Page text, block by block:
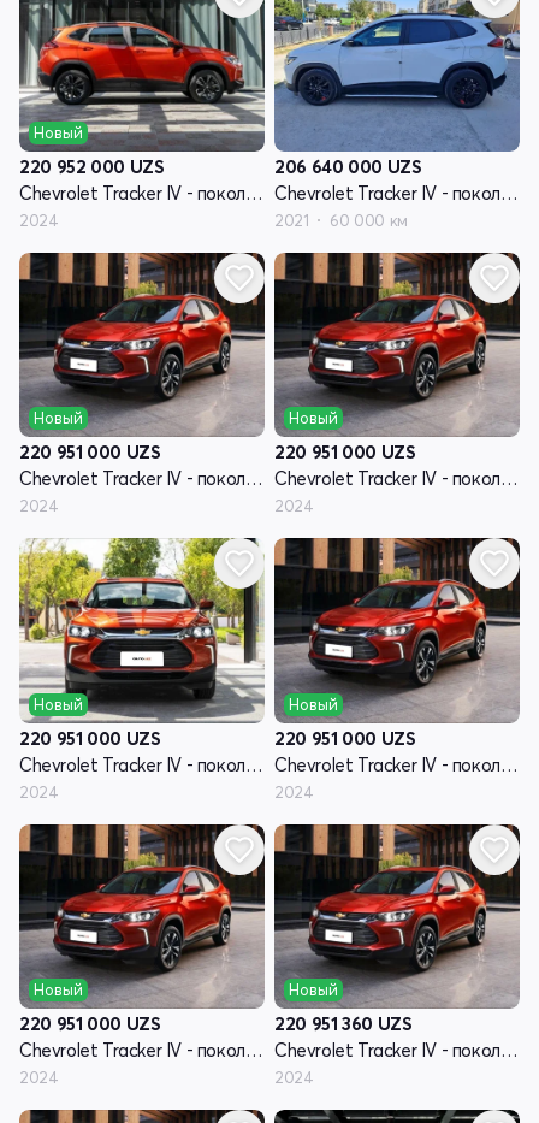
Новый
220 952 000 UZS
Chevrolet Tracker IV - поколение
2024
206 640 000 UZS
Chevrolet Tracker IV - поколение
2021 60 000 км
Новый
220 951 000 UZS
Chevrolet Tracker IV - поколение
2024
Новый
220 951 000 UZS
Chevrolet Tracker IV - поколение
2024
Новый
220 951 000 UZS
Chevrolet Tracker IV - поколение
2024
Новый
220 951 000 UZS
Chevrolet Tracker IV - поколение
2024
Новый
220 951 000 UZS
Chevrolet Tracker IV - поколение
2024
Новый
220 951 360 UZS
Chevrolet Tracker IV - поколение
2024